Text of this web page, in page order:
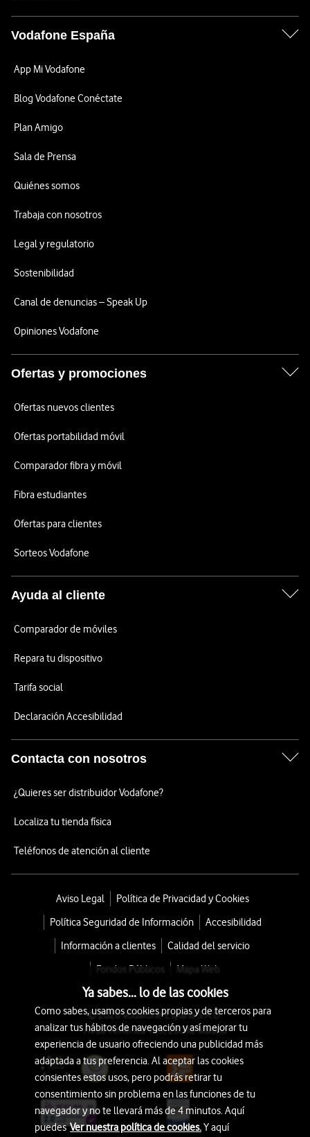
Vodafone España
App Mi Vodafone
Blog Vodafone Conéctate
Plan Amigo
Sala de Prensa
Quiénes somos
Trabaja con nosotros
Legal y regulatorio
Sostenibilidad
Canal de denuncias – Speak Up
Opiniones Vodafone
Ofertas y promociones
Ofertas nuevos clientes
Ofertas portabilidad móvil
Comparador fibra y móvil
Fibra estudiantes
Ofertas para clientes
Sorteos Vodafone
Ayuda al cliente
Comparador de móviles
Repara tu dispositivo
Tarifa social
Declaración Accesibilidad
Contacta con nosotros
¿Quieres ser distribuidor Vodafone?
Localiza tu tienda física
Teléfonos de atención al cliente
Aviso Legal
Política de Privacidad y Cookies
Política Seguridad de Información
Accesibilidad
Información a clientes
Calidad del servicio
Fondos Públicos
Mapa Web
© 2026 Vodafone España S.A.U.
Avda. América 115, 28042 Madrid
Ya sabes... lo de las cookies
Como sabes, usamos cookies propias y de terceros para
analizar tus hábitos de navegación y así mejorar tu
experiencia de usuario ofreciendo una publicidad más
adaptada a tus preferencia. Al aceptar las cookies
consientes estos usos, pero podrás retirar tu
consentimiento sin problema en las funciones de tu
navegador y no te llevará más de 4 minutos. Aquí
puedesVer nuestra política de cookies.Y aquí